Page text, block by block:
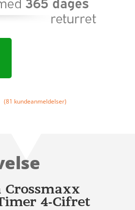
(81 kundeanmeldelser)
Crossmaxx
4-Cifret